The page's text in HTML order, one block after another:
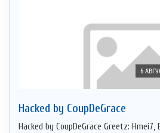
6
Hacked by CoupDeGrace
Hacked by CoupDeGrace Greetz: Hmei7,